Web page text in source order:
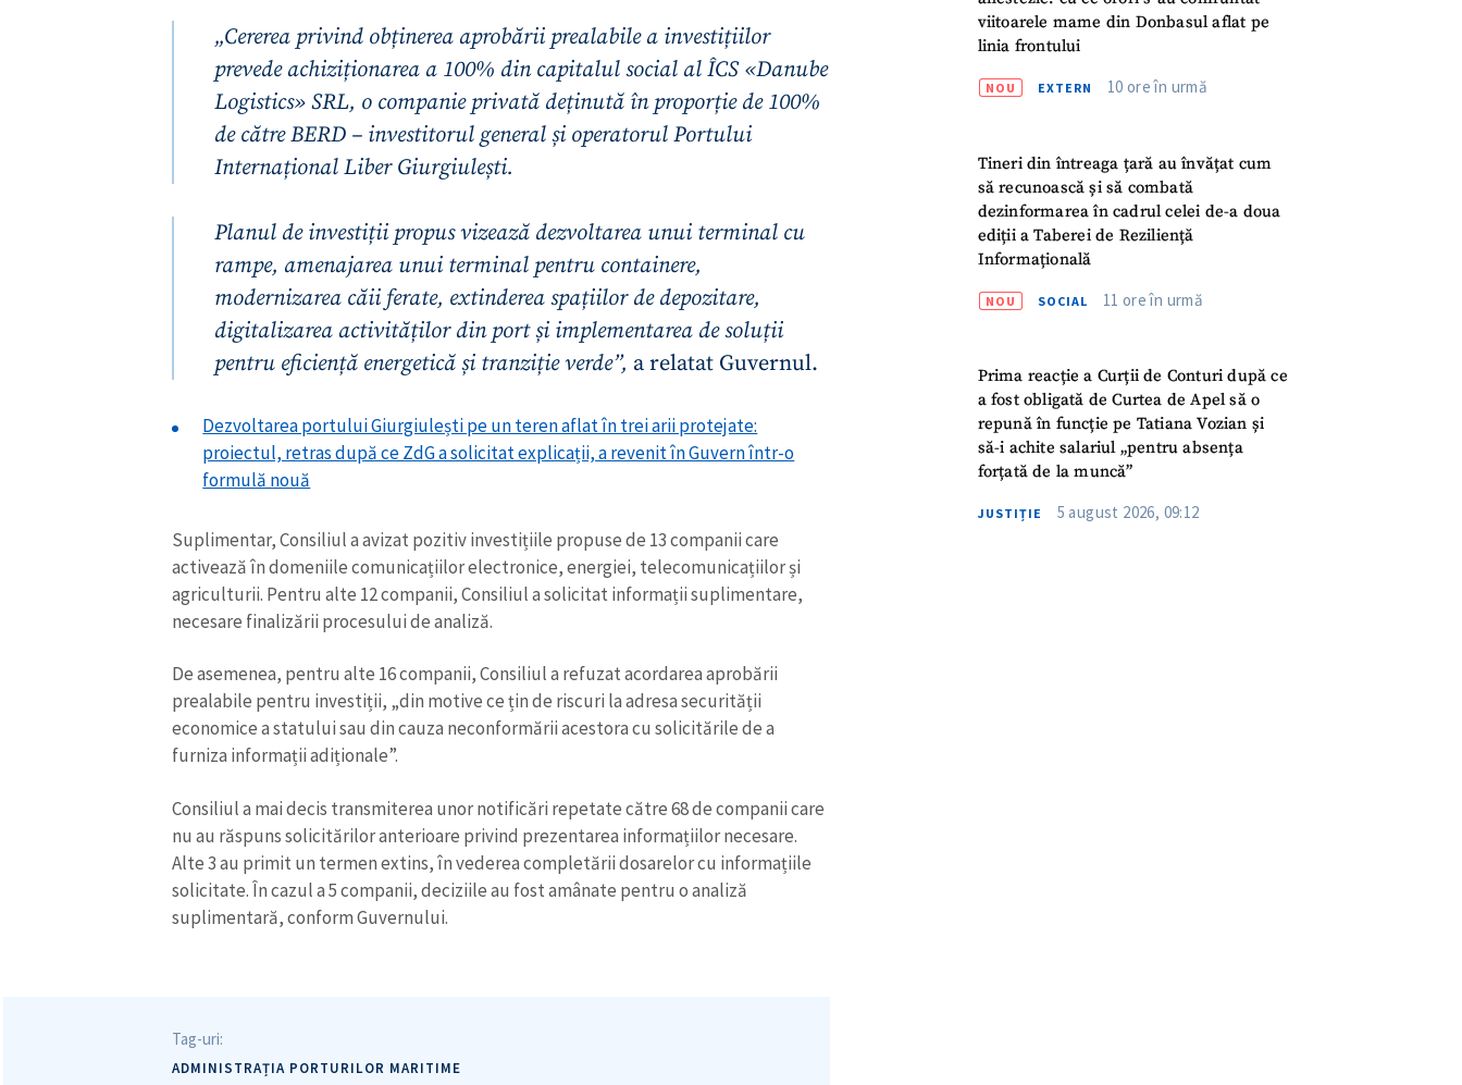
„Cererea privind obținerea aprobării prealabile a investițiilor
prevede achiziționarea a 100% din capitalul social al ÎCS «Danube
Logistics» SRL, o companie privată deținută în proporție de 100%
de către BERD – investitorul general și operatorul Portului
Internațional Liber Giurgiulești.
Planul de investiții propus vizează dezvoltarea unui terminal cu
rampe, amenajarea unui terminal pentru containere,
modernizarea căii ferate, extinderea spațiilor de depozitare,
digitalizarea activităților din port și implementarea de soluții
pentru eficiență energetică și tranziție verde”, a relatat Guvernul.
Dezvoltarea portului Giurgiulești pe un teren aflat în trei arii protejate:
proiectul, retras după ce ZdG a solicitat explicații, a revenit în Guvern într-o
formulă nouă
Suplimentar, Consiliul a avizat pozitiv investițiile propuse de 13 companii care
activează în domeniile comunicațiilor electronice, energiei, telecomunicațiilor și
agriculturii. Pentru alte 12 companii, Consiliul a solicitat informații suplimentare,
necesare finalizării procesului de analiză.
De asemenea, pentru alte 16 companii, Consiliul a refuzat acordarea aprobării
prealabile pentru investiții, „din motive ce țin de riscuri la adresa securității
economice a statului sau din cauza neconformării acestora cu solicitările de a
furniza informații adiționale”.
Consiliul a mai decis transmiterea unor notificări repetate către 68 de companii care
nu au răspuns solicitărilor anterioare privind prezentarea informațiilor necesare.
Alte 3 au primit un termen extins, în vederea completării dosarelor cu informațiile
solicitate. În cazul a 5 companii, deciziile au fost amânate pentru o analiză
suplimentară, conform Guvernului.
Tag-uri:
ADMINISTRAȚIA PORTURILOR MARITIME
viitoarele mame din Donbasul aflat pe
linia frontului
NOU EXTERN 10 ore în urmă
Tineri din întreaga țară au învățat cum
să recunoască și să combată
dezinformarea în cadrul celei de-a doua
ediții a Taberei de Reziliență
Informațională
NOU SOCIAL 11 ore în urmă
Prima reacție a Curții de Conturi după ce
a fost obligată de Curtea de Apel să o
repună în funcție pe Tatiana Vozian și
să-i achite salariul „pentru absența
forțată de la muncă”
JUSTIȚIE 5 august 2026, 09:12
Fotografie + Încarcă imagine
Link media + Link media
Mesajul știrei + Mesajul știrei
+ Numele meu
Am citit și sunt de acord cupolitica de
TRIMITE ȘTIREA